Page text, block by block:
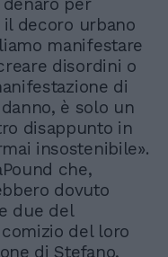
per
decoro urbano
manifestare
disordini o
di
è solo un
disappunto in
insostenibile».
che,
dovuto
due del
del loro
di Stefano,